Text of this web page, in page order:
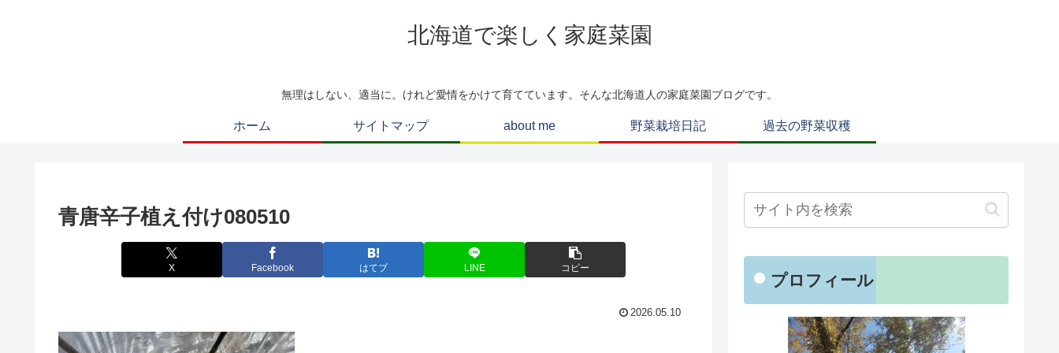
北海道で楽しく家庭菜園
無理はしない、適当に。けれど愛情をかけて育てています。そんな北海道人の家庭菜園ブログです。
ホーム サイトマップ about me 野菜栽培日記 過去の野菜収穫
青唐辛子植え付け080510
X Facebook はてブ LINE コピー
2026.05.10
プロフィール